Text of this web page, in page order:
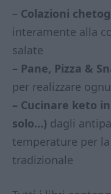
– Colazioni
interamente alla
salate
– Pane, Pizza &
per realizzare
– Cucinare keto
solo…) dagli
temperature per
tradizionale